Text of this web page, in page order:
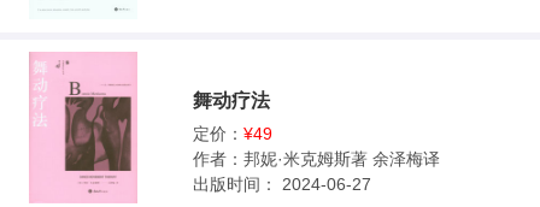
舞动疗法
定价： ¥49
作者： 邦妮·米克姆斯著 余泽梅译
出版时间：
2024-06-27